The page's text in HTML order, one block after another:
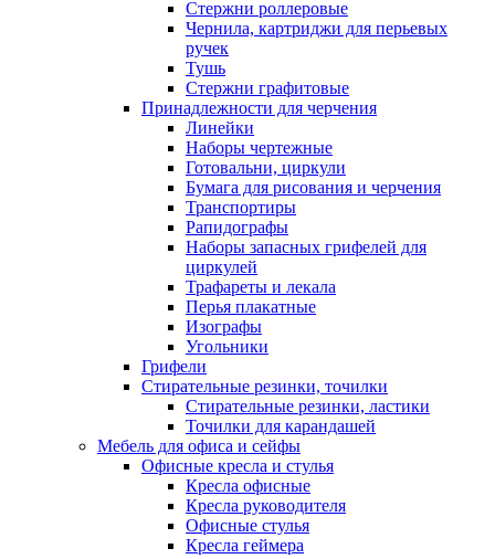
Стержни роллеровые
Чернила, картриджи для перьевых
ручек
Тушь
Стержни графитовые
Принадлежности для черчения
Линейки
Наборы чертежные
Готовальни, циркули
Бумага для рисования и черчения
Транспортиры
Рапидографы
Наборы запасных грифелей для
циркулей
Трафареты и лекала
Перья плакатные
Изографы
Угольники
Грифели
Стирательные резинки, точилки
Стирательные резинки, ластики
Точилки для карандашей
Мебель для офиса и сейфы
Офисные кресла и стулья
Кресла офисные
Кресла руководителя
Офисные стулья
Кресла геймера